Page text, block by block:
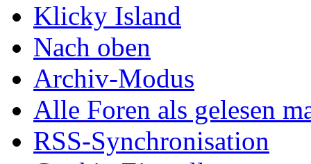
Klicky Island
Nach oben
Archiv-Modus
Alle Foren als gelesen
RSS-Synchronisation